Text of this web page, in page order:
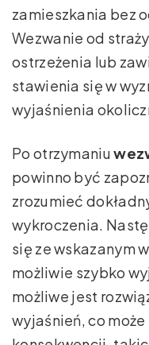
zamieszkania bez
Wezwanie od
ostrzeżenia lub
stawienia się w
wyjaśnienia
Po otrzymaniu
powinno być
zrozumieć
wykroczenia.
się ze wskazanym
możliwie szybko
możliwe jest
wyjaśnień, co